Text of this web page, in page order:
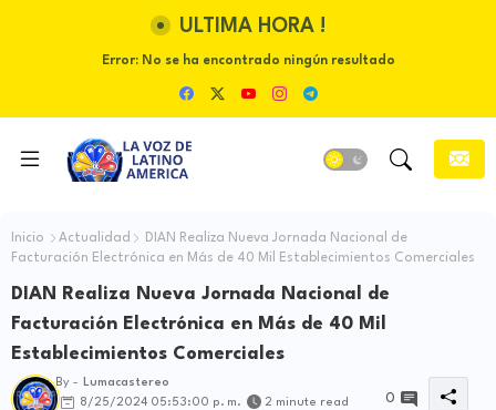
ULTIMA HORA !
Error:No se ha encontrado ningún resultado
Inicio Actualidad
DIAN Realiza Nueva Jornada Nacional de
Facturación Electrónica en Más de 40 Mil Establecimientos Comerciales
DIAN Realiza Nueva Jornada Nacional de
Facturación Electrónica en Más de 40 Mil
Establecimientos Comerciales
By -
Lumacastereo
8/25/2024 05:53:00 p. m.
2 minute read 0